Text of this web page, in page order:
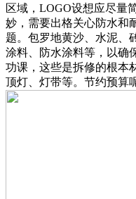
区域，LOGO设想应尽量
妙，需要出格关心防水和
题。包罗地黄沙、水泥、
涂料、防水涂料等，以确
功课，这些是拆修的根本
顶灯、灯带等。节约预算